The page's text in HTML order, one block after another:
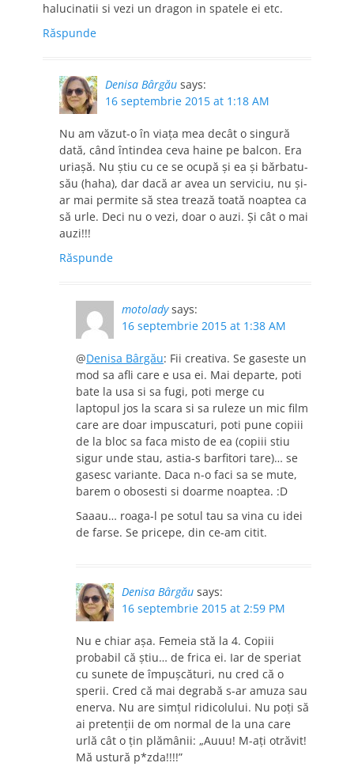
halucinatii si vezi un dragon in spatele ei etc.
Răspunde
Denisa Bârgău says:
16 septembrie 2015 at 1:18 AM
Nu am văzut-o în viața mea decât o singură
dată, când întindea ceva haine pe balcon. Era
uriașă. Nu știu cu ce se ocupă și ea și bărbatu-
său (haha), dar dacă ar avea un serviciu, nu și-
ar mai permite să stea trează toată noaptea ca
să urle. Deci nu o vezi, doar o auzi. Și cât o mai
auzi!!!
Răspunde
motolady says:
16 septembrie 2015 at 1:38 AM
@Denisa Bârgău: Fii creativa. Se gaseste un
mod sa afli care e usa ei. Mai departe, poti
bate la usa si sa fugi, poti merge cu
laptopul jos la scara si sa ruleze un mic film
care are doar impuscaturi, poti pune copiii
de la bloc sa faca misto de ea (copiii stiu
sigur unde stau, astia-s barfitori tare)… se
gasesc variante. Daca n-o faci sa se mute,
barem o obosesti si doarme noaptea. :D
Saaau… roaga-l pe sotul tau sa vina cu idei
de farse. Se pricepe, din ce-am citit.
Denisa Bârgău says:
16 septembrie 2015 at 2:59 PM
Nu e chiar așa. Femeia stă la 4. Copiii
probabil că știu… de frica ei. Iar de speriat
cu sunete de împușcături, nu cred că o
sperii. Cred că mai degrabă s-ar amuza sau
enerva. Nu are simțul ridicolului. Nu poți să
ai pretenții de om normal de la una care
urlă cât o țin plămânii: „Auuu! M-ați otrăvit!
Mă ustură p*zda!!!!”